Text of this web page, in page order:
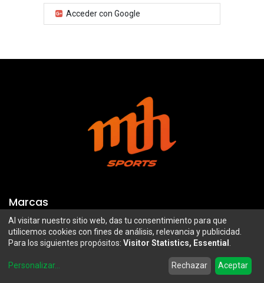
Wishlist Account
Acceder con Google
Marcas
Troy Lee Designs
100%
Airoh
Mazawi
SIDI
Al visitar nuestro sitio web, das tu consentimiento para que
utilicemos cookies con fines de análisis, relevancia y publicidad.
Para los siguientes propósitos: Visitor Statistics, Essential
Personalizar... Rechazar Aceptar